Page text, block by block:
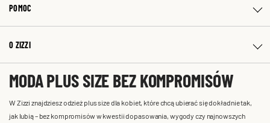
POMOC
O ZIZZI
MODA PLUS SIZE BEZ KOMPROMISÓW
W Zizzi znajdziesz odzież plus size dla kobiet, które chcą ubierać się dokładnie tak,
jak lubią – bez kompromisów w kwestii dopasowania, wygody czy najnowszych